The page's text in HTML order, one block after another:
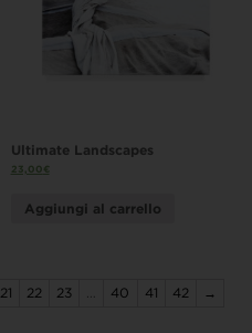
Ultimate Landscapes
23,00€
Aggiungi al carrello
21 22 23 40 41 42 →